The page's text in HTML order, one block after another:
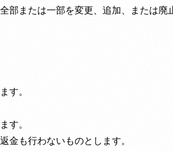
または一部を変更、追加、または
す。
す。
金も行わないものとします。